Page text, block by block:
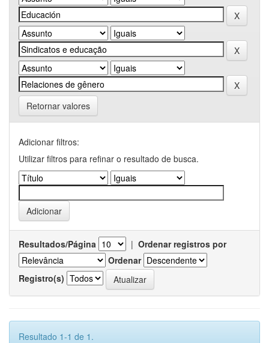
Retornar valores
Adicionar filtros:
Utilizar filtros para refinar o resultado de busca.
Resultados/Página | Ordenar registros por
Ordenar
Registro(s)
Resultado 1-1 de 1.